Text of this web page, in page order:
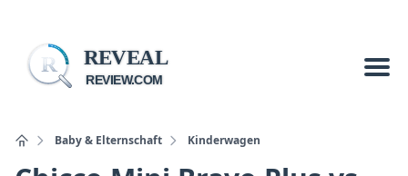
R REVEAL
REVIEW.COM
Baby & Elternschaft Kinderwagen